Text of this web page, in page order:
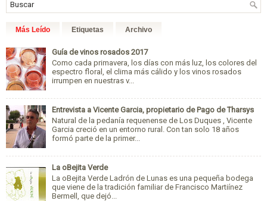
Más Leído Etiquetas Archivo
Guía de vinos rosados 2017
Como cada primavera, los días con más luz, los colores del
espectro floral, el clima más cálido y los vinos rosados
irrumpen en nuestras v...
Entrevista a Vicente Garcia, propietario de Pago de Tharsys
Natural de la pedanía requenense de Los Duques , Vicente
Garcia creció en un entorno rural. Con tan solo 18 años
formó parte de la primer...
La oBejita Verde
La oBejita Verde Ladrón de Lunas es una pequeña bodega
que viene de la tradición familiar de Francisco Martiínez
Bermell, que dejó...